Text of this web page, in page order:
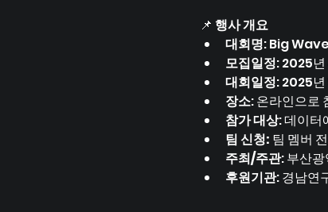
📌 행사 개요
대회명: Big
모집일정: 2025
대회일정: 2025년
장소: 온라인으로
참가 대상: 데이터
팀 신청: 팀 멤버
주최/주관: 부산
후원기관: 경남연